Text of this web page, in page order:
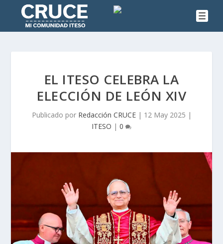
EL ITESO CELEBRA LA
ELECCIÓN DE LEÓN XIV
Publicado por Redacción CRUCE| 12 May 2025 |
ITESO | 0